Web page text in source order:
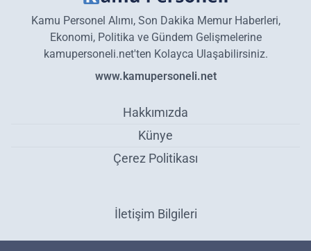
Kamu Personel Alımı, Son Dakika Memur Haberleri,
Ekonomi, Politika ve Gündem Gelişmelerine
kamupersoneli.net'ten Kolayca Ulaşabilirsiniz.
www.kamupersoneli.net
Hakkımızda
Künye
Çerez Politikası
İletişim Bilgileri